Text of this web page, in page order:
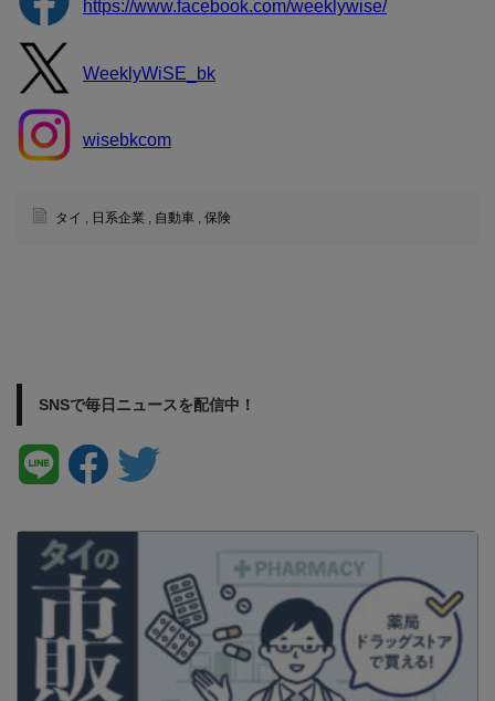
https://www.facebook.com/weeklywise/
WeeklyWiSE_bk
wisebkcom
タイ , 日系企業 , 自動車 , 保険
SNSで毎日ニュースを配信中！